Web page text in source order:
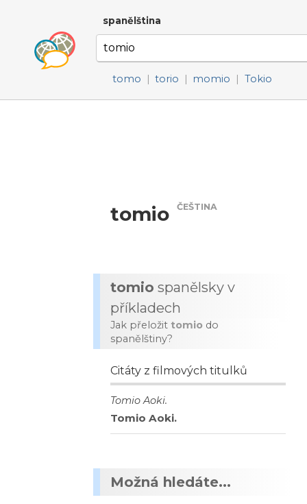
spanělština
tomo | torio | momio | Tokio
tomio ČEŠTINA
tomio spanělsky v
příkladech
Jak přeložit tomio do
spanělštiny?
Citáty z filmových titulků
Tomio Aoki.
Tomio Aoki.
Možná hledáte...